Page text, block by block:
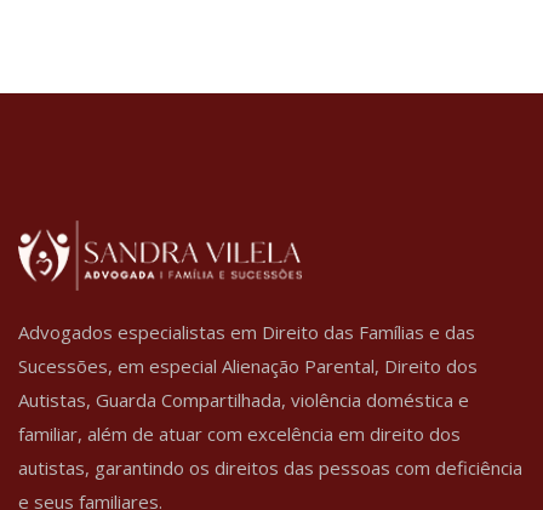
Advogados especialistas em Direito das Famílias e das
Sucessões, em especial Alienação Parental, Direito dos
Autistas, Guarda Compartilhada, violência doméstica e
familiar, além de atuar com excelência em direito dos
autistas, garantindo os direitos das pessoas com deficiência
e seus familiares.